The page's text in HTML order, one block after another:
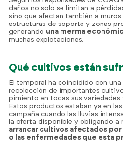
daños no solo se limitan a
sino que afectan también a
estructuras de soporte y zonas
generando una merma
muchas explotaciones.
Qué cultivos están
El temporal ha coincidido con una
recolección de importantes
pimiento en todas sus
Estos productos estaban ya en
campaña cuando las lluvias
la oferta disponible y obligando a
arrancar cultivos afectados por
o las enfermedades que esta